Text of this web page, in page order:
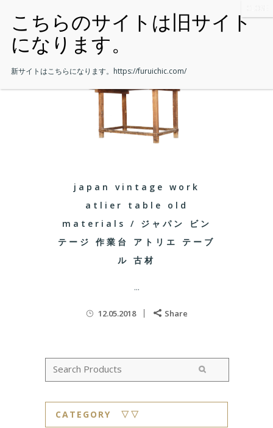
japan vintage work
atlier table old
materials / ジャパン ビン
テージ 作業台 アトリエ テーブ
ル 古材
...
12.05.2018 Share
CATEGORY ▽▽
新サイトはこちらになります。 https://furuichic.com/